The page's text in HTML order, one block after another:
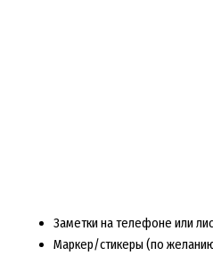
Заметки на телефоне или
Маркер/стикеры (по